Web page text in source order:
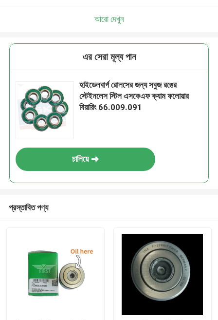
আরো দেখুন
এর সেরা মূল্য পান
হাইডেলবার্গ রোলসের জন্য সবুজ রঙের
স্টেইনলেস স্টিল এসকেএফ ক্যাম ফলোয়ার
বিয়ারিং 66.009.091
চালিয়ে
প্রস্তাবিত পণ্য